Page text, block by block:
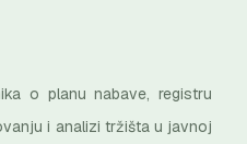
o planu nabave, registru
i analizi tržišta u javnoj